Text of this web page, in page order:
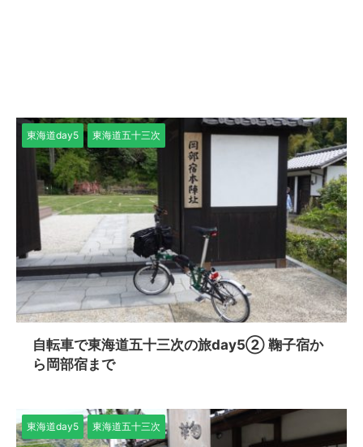
東海道day5 東海道五十三次
自転車で東海道五十三次の旅day5② 鞠子宿か
ら岡部宿まで
東海道day5 東海道五十三次